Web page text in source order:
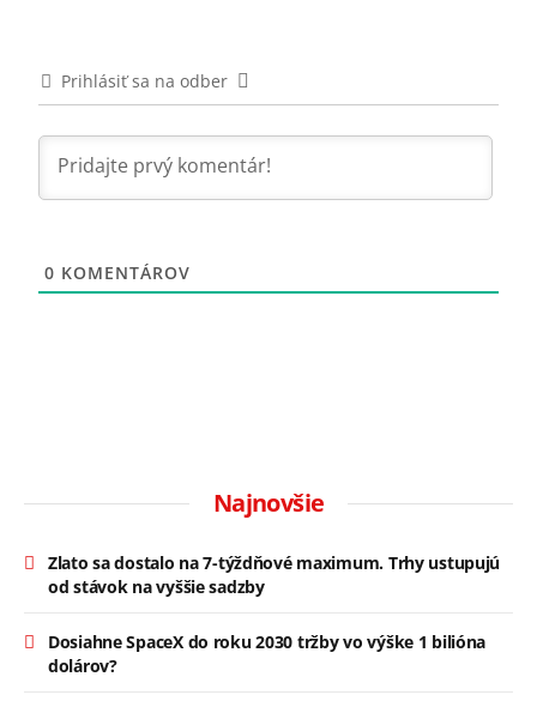
Prihlásiť sa na odber
0 KOMENTÁROV
Najnovšie
Zlato sa dostalo na 7-týždňové maximum. Trhy ustupujú
od stávok na vyššie sadzby
Dosiahne SpaceX do roku 2030 tržby vo výške 1 bilióna
dolárov?